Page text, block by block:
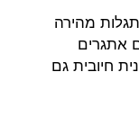
מהירה
אתגרים
חיובית גם